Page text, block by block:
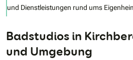
und Dienstleistungen rund ums
Badstudios in
und Umgebung